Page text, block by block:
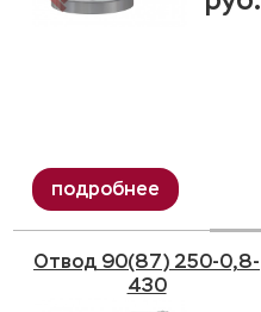
Отвод 90(87) 250-0,8-
430